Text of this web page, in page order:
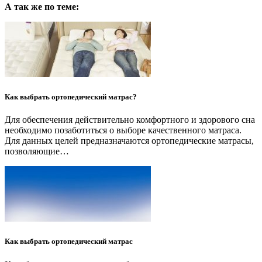
А так же по теме:
Как выбрать ортопедический матрас?
Для обеспечения действительно комфортного и здорового сна
необходимо позаботиться о выборе качественного матраса.
Для данных целей предназначаются ортопедические матрасы,
позволяющие…
Как выбрать ортопедический матрас